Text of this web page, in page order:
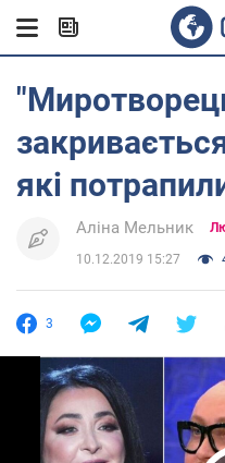
які
Аліна Мельник
10.12.2019 15:27
3